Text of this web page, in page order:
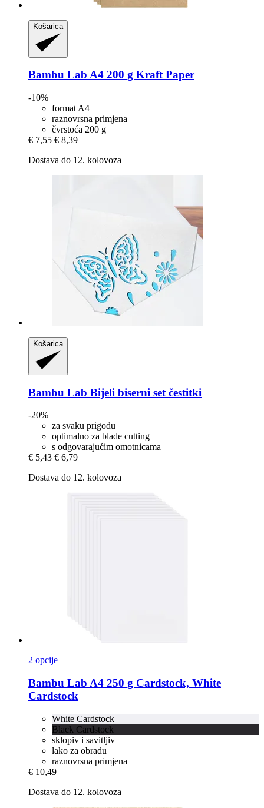
Košarica
Bambu Lab A4 200 g Kraft Paper
-10%
format A4
raznovrsna primjena
čvrstoća 200 g
€ 7,55 € 8,39
Dostava do 12. kolovoza
Košarica
Bambu Lab Bijeli biserni set čestitki
-20%
za svaku prigodu
optimalno za blade cutting
s odgovarajućim omotnicama
€ 5,43 € 6,79
Dostava do 12. kolovoza
2 opcije
Bambu Lab A4 250 g Cardstock, White
Cardstock
White Cardstock
Black Cardstock
sklopiv i savitljiv
lako za obradu
raznovrsna primjena
€ 10,49
Dostava do 12. kolovoza